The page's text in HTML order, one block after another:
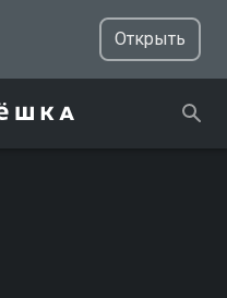
Открыть